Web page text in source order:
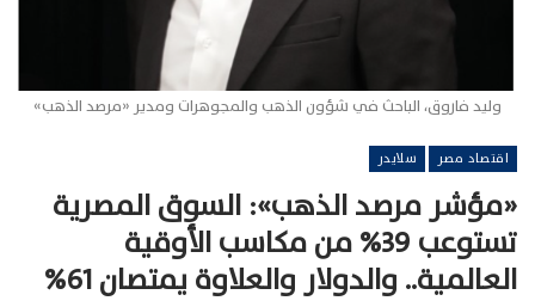
وليد فاروق، الباحث في شؤون الذهب والمجوهرات ومدير «مرصد الذهب»
اقتصاد مصر سلايدر
«مؤشر مرصد الذهب»: السوق المصرية
تستوعب 39% من مكاسب الأوقية
العالمية.. والدولار والعلاوة يمتصان 61%